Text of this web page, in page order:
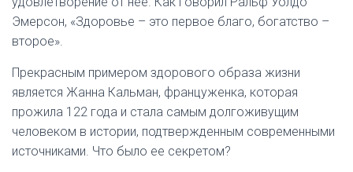
Эмерсон, «Здоровье – это первое благо, богатство –
второе».
Прекрасным примером здорового образа жизни
является Жанна Кальман, француженка, которая
прожила 122 года и стала самым долгоживущим
человеком в истории, подтвержденным современными
источниками. Что было ее секретом?